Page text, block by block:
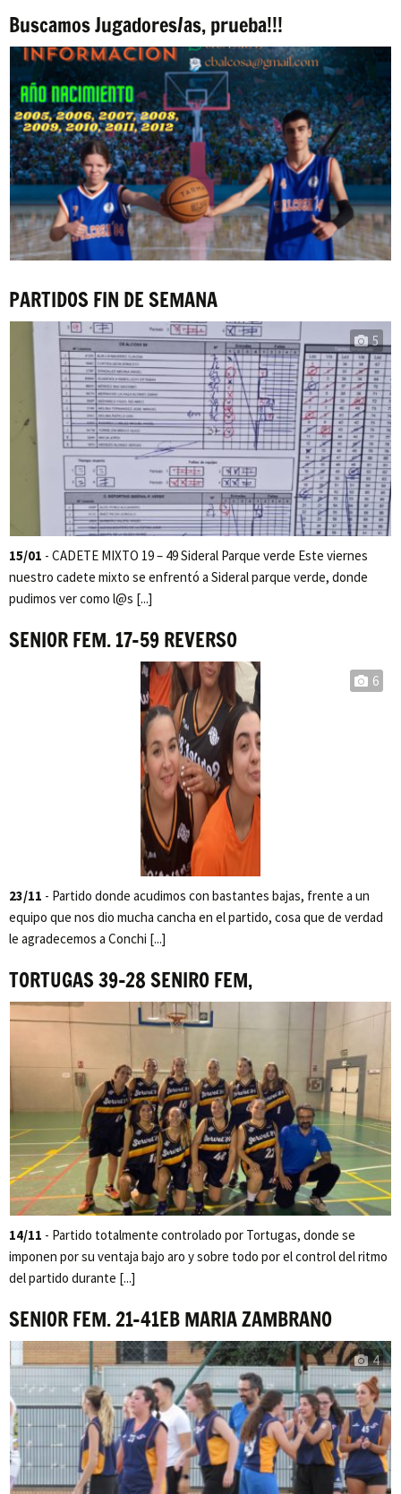
Buscamos Jugadores/as, prueba!!!
PARTIDOS FIN DE SEMANA
5
15/01 - CADETE MIXTO 19 – 49 Sideral Parque verde Este viernes
nuestro cadete mixto se enfrentó a Sideral parque verde, donde
pudimos ver como l@s [...]
SENIOR FEM. 17-59 REVERSO
6
23/11 - Partido donde acudimos con bastantes bajas, frente a un
equipo que nos dio mucha cancha en el partido, cosa que de verdad
le agradecemos a Conchi [...]
TORTUGAS 39-28 SENIRO FEM,
14/11 - Partido totalmente controlado por Tortugas, donde se
imponen por su ventaja bajo aro y sobre todo por el control del ritmo
del partido durante [...]
SENIOR FEM. 21-41EB MARIA ZAMBRANO
4